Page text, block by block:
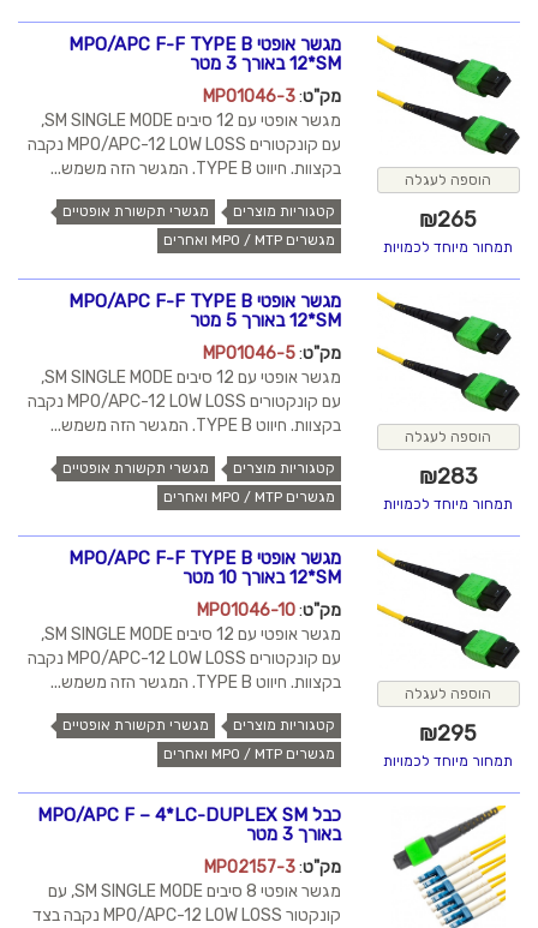
הוספה לעגלה
₪265
תמחור מיוחד לכמויות
מגשר אופטי MPO/APC F-F TYPE B
12*SM באורך 3 מטר
מק"ט:
MPO1046-3
מגשר אופטי עם 12 סיבים SM SINGLE MODE,
עם קונקטורים MPO/APC-12 LOW LOSS נקבה
בקצוות. חיווט TYPE B. המגשר הזה משמש...
קטגוריות מוצרים
מגשרי תקשורת אופטיים
מגשרים MPO / MTP ואחרים
הוספה לעגלה
₪283
תמחור מיוחד לכמויות
מגשר אופטי MPO/APC F-F TYPE B
12*SM באורך 5 מטר
מק"ט:
MPO1046-5
מגשר אופטי עם 12 סיבים SM SINGLE MODE,
עם קונקטורים MPO/APC-12 LOW LOSS נקבה
בקצוות. חיווט TYPE B. המגשר הזה משמש...
קטגוריות מוצרים
מגשרי תקשורת אופטיים
מגשרים MPO / MTP ואחרים
הוספה לעגלה
₪295
תמחור מיוחד לכמויות
מגשר אופטי MPO/APC F-F TYPE B
12*SM באורך 10 מטר
מק"ט:
MPO1046-10
מגשר אופטי עם 12 סיבים SM SINGLE MODE,
עם קונקטורים MPO/APC-12 LOW LOSS נקבה
בקצוות. חיווט TYPE B. המגשר הזה משמש...
קטגוריות מוצרים
מגשרי תקשורת אופטיים
מגשרים MPO / MTP ואחרים
כבל MPO/APC F – 4*LC-DUPLEX SM
באורך 3 מטר
מק"ט:
MPO2157-3
מגשר אופטי 8 סיבים SM SINGLE MODE, עם
קונקטור MPO/APC-12 LOW LOSS נקבה בצד